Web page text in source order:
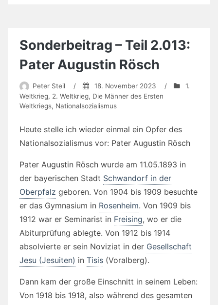
Sonderbeitrag – Teil 2.013:
Pater Augustin Rösch
Peter Steil / 18. November 2023 /
1.
Weltkrieg, 2. Weltkrieg, Die Männer des Ersten
Weltkriegs, Nationalsozialismus
Heute stelle ich wieder einmal ein Opfer des
Nationalsozialismus vor: Pater Augustin Rösch
Pater Augustin Rösch wurde am 11.05.1893 in
der bayerischen Stadt Schwandorf in der
Oberpfalz geboren. Von 1904 bis 1909 besuchte
er das Gymnasium in Rosenheim. Von 1909 bis
1912 war er Seminarist in Freising, wo er die
Abiturprüfung ablegte. Von 1912 bis 1914
absolvierte er sein Noviziat in der Gesellschaft
Jesu (Jesuiten) in Tisis (Voralberg).
Dann kam der große Einschnitt in seinem Leben:
Von 1918 bis 1918, also während des gesamten